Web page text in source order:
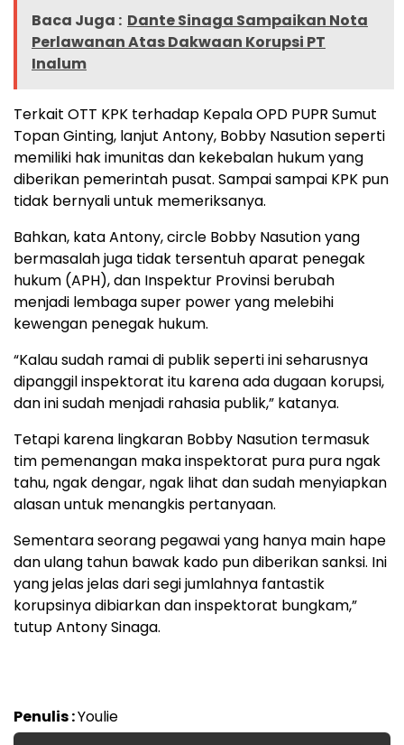
Baca Juga : Dante Sinaga Sampaikan Nota
Perlawanan Atas Dakwaan Korupsi PT
Inalum
Terkait OTT KPK terhadap Kepala OPD PUPR Sumut
Topan Ginting, lanjut Antony, Bobby Nasution seperti
memiliki hak imunitas dan kekebalan hukum yang
diberikan pemerintah pusat. Sampai sampai KPK pun
tidak bernyali untuk memeriksanya.
Bahkan, kata Antony, circle Bobby Nasution yang
bermasalah juga tidak tersentuh aparat penegak
hukum (APH), dan Inspektur Provinsi berubah
menjadi lembaga super power yang melebihi
kewengan penegak hukum.
“Kalau sudah ramai di publik seperti ini seharusnya
dipanggil inspektorat itu karena ada dugaan korupsi,
dan ini sudah menjadi rahasia publik,” katanya.
Tetapi karena lingkaran Bobby Nasution termasuk
tim pemenangan maka inspektorat pura pura ngak
tahu, ngak dengar, ngak lihat dan sudah menyiapkan
alasan untuk menangkis pertanyaan.
Sementara seorang pegawai yang hanya main hape
dan ulang tahun bawak kado pun diberikan sanksi. Ini
yang jelas jelas dari segi jumlahnya fantastik
korupsinya dibiarkan dan inspektorat bungkam,”
tutup Antony Sinaga.
Penulis :Youlie